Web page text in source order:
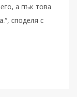
а пък това
споделя с